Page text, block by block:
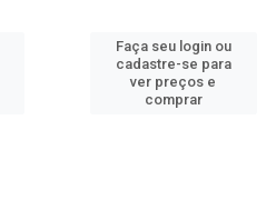
Faça seu login ou
cadastre-se para
ver preços e
comprar